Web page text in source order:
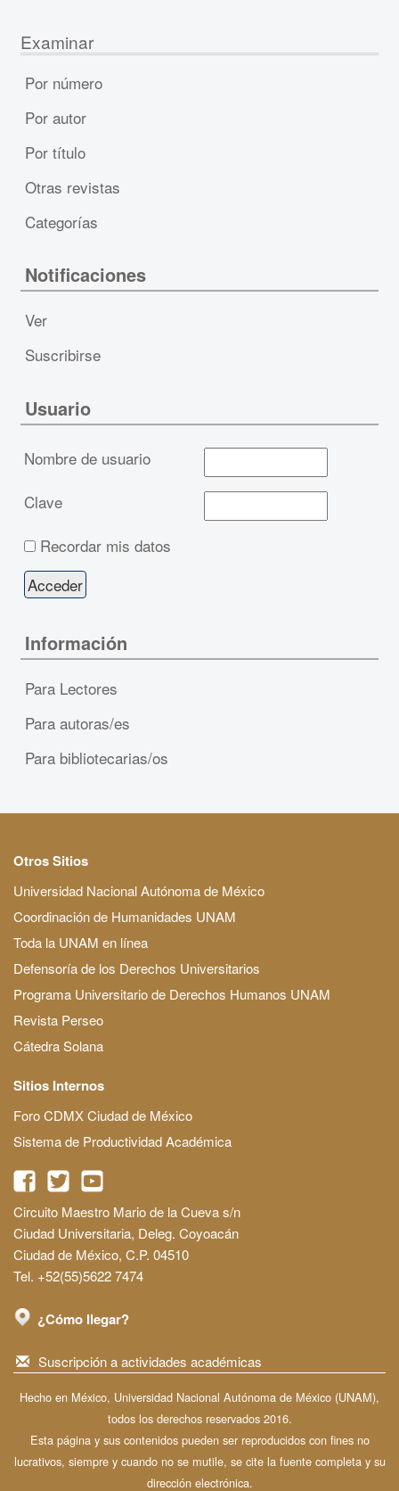
Examinar
Por número
Por autor
Por título
Otras revistas
Categorías
Notificaciones
Ver
Suscribirse
Usuario
Nombre de usuario
Clave
Recordar mis datos
Información
Para Lectores
Para autoras/es
Para bibliotecarias/os
Otros Sitios
Universidad Nacional Autónoma de México
Coordinación de Humanidades UNAM
Toda la UNAM en línea
Defensoría de los Derechos Universitarios
Programa Universitario de Derechos Humanos UNAM
Revista Perseo
Cátedra Solana
Sitios Internos
Foro CDMX Ciudad de México
Sistema de Productividad Académica
Circuito Maestro Mario de la Cueva s/n
Ciudad Universitaria, Deleg. Coyoacán
Ciudad de México, C.P. 04510
Tel. +52(55)5622 7474
¿Cómo llegar?
Suscripción a actividades académicas
Hecho en México, Universidad Nacional Autónoma de México (UNAM),
todos los derechos reservados 2016.
Esta página y sus contenidos pueden ser reproducidos con fines no
lucrativos, siempre y cuando no se mutile, se cite la fuente completa y su
dirección electrónica.